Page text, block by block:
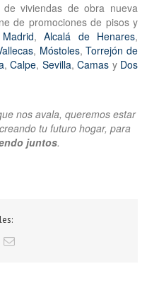
viviendas de obra nueva
de promociones de pisos y
Madrid,Alcalá de Henares,
, Móstoles,Torrejón de
, Calpe, Sevilla, Camas yDos
nos avala, queremos estar
tu futuro hogar, para
juntos.
Email